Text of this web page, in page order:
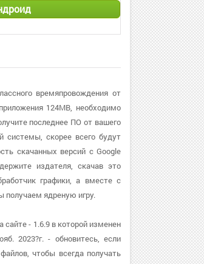
времяпровождения от
124MB, необходимо
последнее ПО от вашего
системы, скорее всего будут
скачанных версий с Google
издателя, скачав это
графики, а вместе с
ядреную игру.
- 1.6.9 в которой изменен
2023?г. - обновитесь, если
чтобы всегда получать